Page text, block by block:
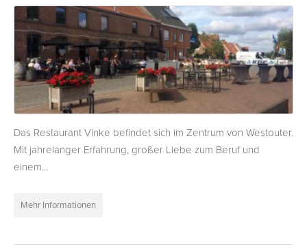
Das Restaurant Vinke befindet sich im Zentrum von Westouter.
Mit jahrelanger Erfahrung, großer Liebe zum Beruf und
einem...
Mehr Informationen